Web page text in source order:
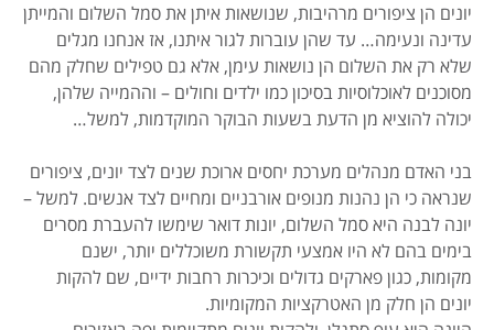
יונים הן ציפורים מרהיבות, שנושאות איתן את סמל השלום והמייתן
עדינה ונעימה… עד שהן עוברות לגור איתנו, אז אנחנו מגלים
שלא רק את השלום הן נושאות עימן, אלא גם טפילים שחלק מהם
מסוכנים לאוכלוסיות בסיכון כמו ילדים וחולים – וההמייה שלהן,
יכולה להוציא מן הדעת בשעות הבוקר המוקדמות, למשל…
בני האדם מנהלים מערכת יחסים ארוכת שנים לצד יונים, ציפורים
שנראה כי הן נהנות מנופים אורבניים ומחיים לצד אנשים. למשל –
יונה לבנה היא סמל השלום, יונות דואר שימשו להעברת מסרים
בימים בהם לא היו אמצעי תקשורת משוכללים יותר, ישנם
מקומות, כגון פארקים גדולים וכיכרות רחבות ידיים, שם להקות
יונים הן חלק מן האטרקציות המקומיות.